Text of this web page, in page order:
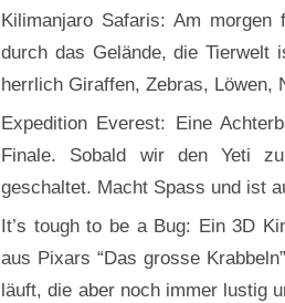
Kilimanjaro Safaris: Am
durch das Gelände, die
herrlich Giraffen, Zebras, Löwen,
Expedition Everest: Eine
Finale. Sobald wir den Yeti
geschaltet. Macht Spass und ist
It’s tough to be a Bug: Ein 3D
aus Pixars “Das grosse
läuft, die aber noch immer lustig